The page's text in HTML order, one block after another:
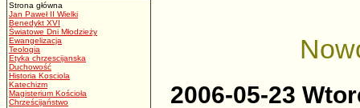
Strona główna
Jan Paweł II Wielki
Benedykt XVI
Światowe Dni Młodzieży
Ewangelizacja
Teologia
Etyka chrzescijanska
Duchowość
Historia Kosciola
Katechizm
Magisterium Kościoła
Chrześcijaństwo
2006-05-23